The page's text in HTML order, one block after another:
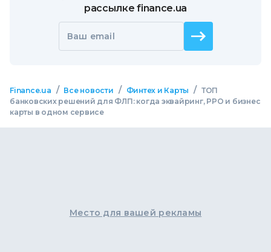
рассылке finance.ua
Ваш email
Finance.ua / Все новости / Финтех и Карты / ТОП
банковских решений для ФЛП: когда эквайринг, РРО и бизнес
карты в одном сервисе
Место для вашей рекламы